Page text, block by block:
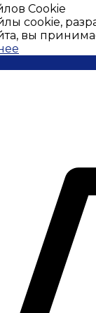
Cookie
cookie,
вы